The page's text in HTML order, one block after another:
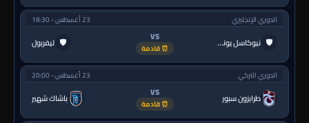
الدوري الإنجليزي 23 أغسطس - 18:30
🛡 نيوكاسل يونايتد VS
⏰ قادمة ليفربول 🛡
الدوري التركي 23 أغسطس - 20:00
طرابزون سبور VS
⏰ قادمة باشاك شهير